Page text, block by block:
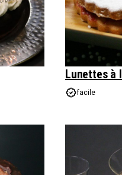
Lunettes à
facile